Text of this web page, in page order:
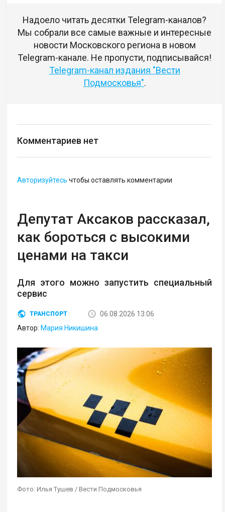
Надоело читать десятки Telegram-каналов?
Мы собрали все самые важные и интересные
новости Московского региона в новом
Telegram-канале. Не пропусти, подписывайся!
Telegram-канал издания "Вести
Подмосковья".
Комментариев нет
Авторизуйтесь чтобы оставлять комментарии
Депутат Аксаков рассказал,
как бороться с высокими
ценами на такси
Для этого можно запустить специальный
сервис
ТРАНСПОРТ
06.08.2026 13:06
Автор:Мария Никишина
Фото: Илья Тушев / Вести Подмосковья